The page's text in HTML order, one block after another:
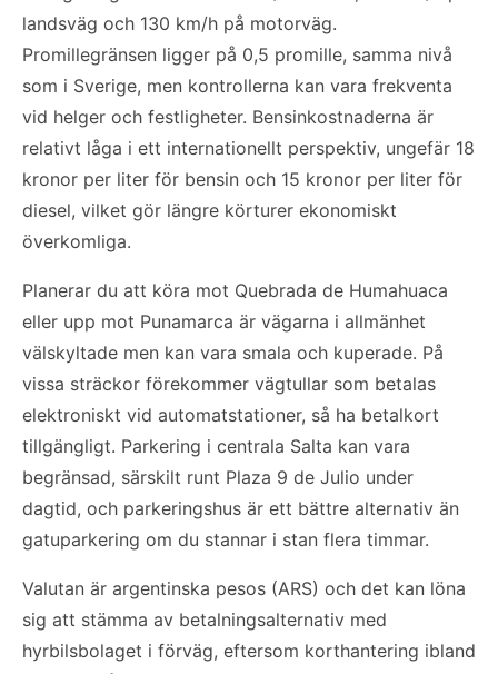
landsväg och 130 km/h på motorväg.
Promillegränsen ligger på 0,5 promille, samma nivå
som i Sverige, men kontrollerna kan vara frekventa
vid helger och festligheter. Bensinkostnaderna är
relativt låga i ett internationellt perspektiv, ungefär 18
kronor per liter för bensin och 15 kronor per liter för
diesel, vilket gör längre körturer ekonomiskt
överkomliga.
Planerar du att köra mot Quebrada de Humahuaca
eller upp mot Punamarca är vägarna i allmänhet
välskyltade men kan vara smala och kuperade. På
vissa sträckor förekommer vägtullar som betalas
elektroniskt vid automatstationer, så ha betalkort
tillgängligt. Parkering i centrala Salta kan vara
begränsad, särskilt runt Plaza 9 de Julio under
dagtid, och parkeringshus är ett bättre alternativ än
gatuparkering om du stannar i stan flera timmar.
Valutan är argentinska pesos (ARS) och det kan löna
sig att stämma av betalningsalternativ med
hyrbilsbolaget i förväg, eftersom korthantering ibland